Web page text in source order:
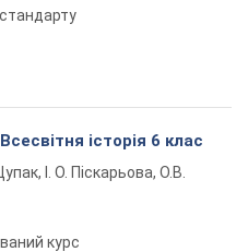
історія 6 клас
Щупак, І. О. Піскарьова, О.В.
курс